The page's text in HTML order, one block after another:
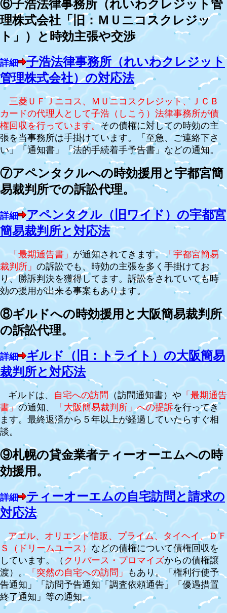
⑥子浩法律事務所（れいわクレジット管
理株式会社「旧：ＭＵニコスクレジッ
ト」）と時効主張や交渉
詳細
子浩法律事務所（れいわクレジット
管理株式会社）の対応法
三菱ＵＦＪニコス、ＭＵニコスクレジット、ＪＣＢ
カードの代理人として子浩（しこう）法律事務所が債
権回収を行っています。その債権に対しての時効の主
張を当事務所は手掛けています。「至急、ご連絡下さ
い」「通知書」「法的手続着手予告書」などの通知。
⑦アペンタクルへの時効援用と宇都宮簡
易裁判所での訴訟代理。
詳細
アペンタクル（旧ワイド）の宇都宮
簡易裁判所と対応法
「最期通告書」 が通知されてきます。「宇都宮簡易
裁判所」 の訴訟でも、時効の主張を多く手掛けてお
り、勝訴判決を獲得してます。 訴訟をされていても時
効の援用が出来る事案もあります。
⑧ギルドへの時効援用と大阪簡易裁判所
の訴訟代理。
詳細
ギルド（旧：トライト）の大阪簡易
裁判所と対応法
ギルドは、 自宅への訪問 （訪問通知書）や 「最期通告
書」の通知、 「大阪簡易裁判所」への提訴を行ってき
ます。最終返済から５年以上が経過していたらすぐ相
談。
⑨札幌の貸金業者ティーオーエムへの時
効援用。
詳細
ティーオーエムの自宅訪問と請求の
対応法
アエル、オリエント信販、プライム、タイヘイ、ＤＦ
Ｓ（ドリームユース） などの債権について債権回収を
しています。（ クリバース・プロマイズからの債権譲
渡）。「突然の自宅への訪問 」 もあり。
「権利行使予
告通知」「訪問予告通知「調査依頼通告」「優遇措置
終了通知」等の通知。